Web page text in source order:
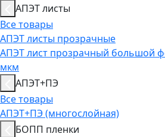
АПЭТ листы
Все товары
АПЭТ листы прозрачные
АПЭТ лист прозрачный большой
мкм
АПЭТ+ПЭ
Все товары
АПЭТ+ПЭ (многослойная)
БОПП пленки